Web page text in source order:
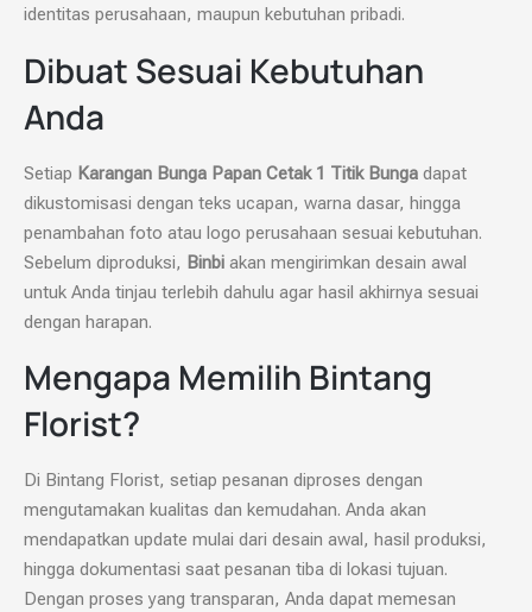
identitas perusahaan, maupun kebutuhan pribadi.
Dibuat Sesuai Kebutuhan
Anda
Setiap Karangan Bunga Papan Cetak 1 Titik Bunga dapat
dikustomisasi dengan teks ucapan, warna dasar, hingga
penambahan foto atau logo perusahaan sesuai kebutuhan.
Sebelum diproduksi, Binbi akan mengirimkan desain awal
untuk Anda tinjau terlebih dahulu agar hasil akhirnya sesuai
dengan harapan.
Mengapa Memilih Bintang
Florist?
Di Bintang Florist, setiap pesanan diproses dengan
mengutamakan kualitas dan kemudahan. Anda akan
mendapatkan update mulai dari desain awal, hasil produksi,
hingga dokumentasi saat pesanan tiba di lokasi tujuan.
Dengan proses yang transparan, Anda dapat memesan